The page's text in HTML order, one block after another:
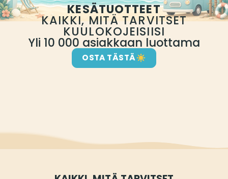
KESÄTUOTTEET
KAIKKI, MITÄ TARVITSET
KUULOKOJEISIISI
Yli 10 000 asiakkaan luottama
OSTA TÄSTÄ